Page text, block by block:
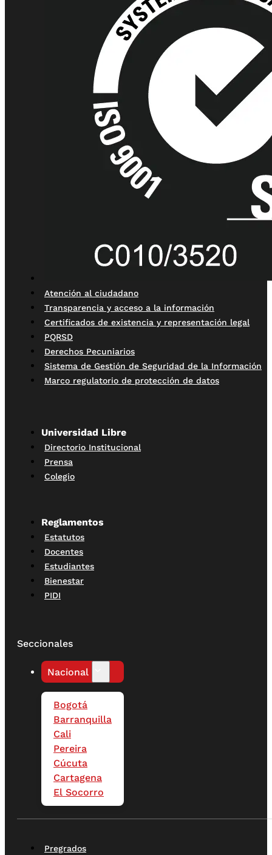
Atención al ciudadano
Transparencia y acceso a la información
Certificados de existencia y representación legal
PQRSD
Derechos Pecuniarios
Sistema de Gestión de Seguridad de la Información
Marco regulatorio de protección de datos
Universidad Libre
Directorio Institucional
Prensa
Colegio
Reglamentos
Estatutos
Docentes
Estudiantes
Bienestar
PIDI
Seccionales
Nacional
Bogotá
Barranquilla
Cali
Pereira
Cúcuta
Cartagena
El Socorro
Pregrados